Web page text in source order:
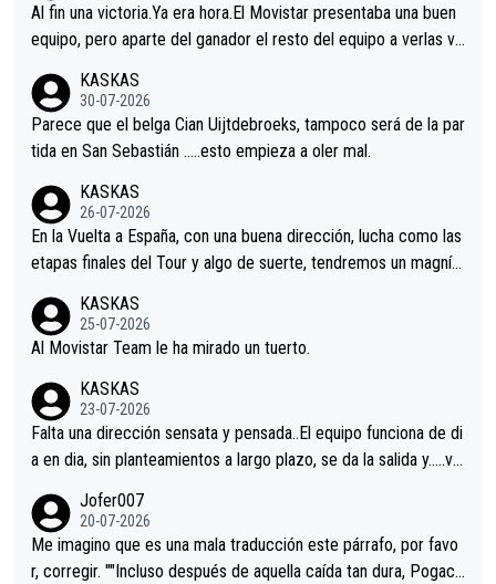
Al fin una victoria.Ya era hora.El Movistar presentaba una buen
equipo, pero aparte del ganador el resto del equipo a verlas ve
s.La única buena noticia es la mejoría de Enric Más en San Seb
astian.Si en la Vuelta a Burgos sigue la mejoría, podríamos ten
er alguna sorpresa en la Vuelta.Ojalá.
KASKAS
30-07-2026
Parece que el belga Cian Uijtdebroeks, tampoco será de la par
tida en San Sebastián …..esto empieza a oler mal.
KASKAS
26-07-2026
En la Vuelta a España, con una buena dirección, lucha como las
etapas finales del Tour y algo de suerte, tendremos un magnífi
KASKAS
25-07-2026
Al Movistar Team le ha mirado un tuerto.
KASKAS
23-07-2026
Falta una dirección sensata y pensada..El equipo funciona de di
a en dia, sin planteamientos a largo plazo, se da la salida y…..ve
Minguez, Velez etc etc.Me da pena vivir estos momentos tan
tristes sin victorias.
Jofer007
20-07-2026
Me imagino que es una mala traducción este párrafo, por favo
r, corregir. ""Incluso después de aquella caída tan dura, Pogaca